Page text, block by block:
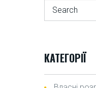
Search for:
КАТЕГОРІЇ